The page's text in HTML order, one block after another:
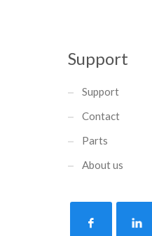
Support
Support
Contact
Parts
About us